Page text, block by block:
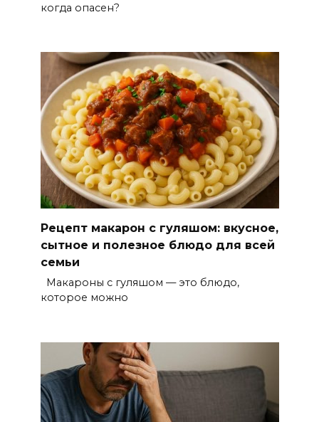
когда опасен?
Рецепт макарон с гуляшом: вкусное,
сытное и полезное блюдо для всей
семьи
Макароны с гуляшом — это блюдо,
которое можно